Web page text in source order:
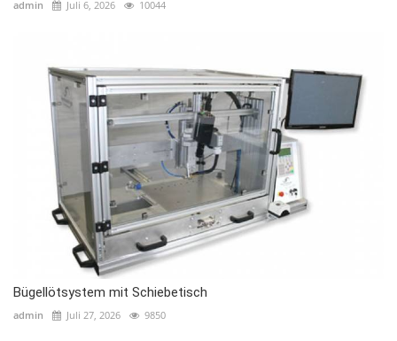
admin Juli 6, 2026 10044
Bügellötsystem mit Schiebetisch
admin Juli 27, 2026 9850